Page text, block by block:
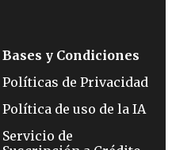
Bases y Condiciones
Políticas de Privacidad
Política de uso de la IA
Servicio de